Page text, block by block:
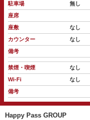
駐車場
無し
座席
座敷
なし
カウンター
なし
備考
禁煙・喫煙
なし
Wi-Fi
なし
備考
Happy Pass GROUP